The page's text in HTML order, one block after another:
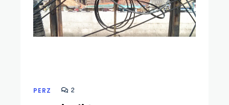
PERZ 2